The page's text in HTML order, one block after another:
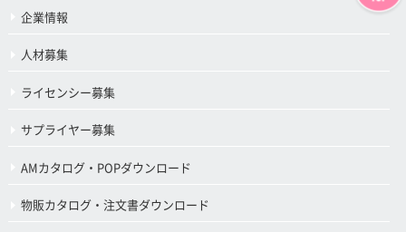
企業情報
人材募集
ライセンシー募集
サプライヤー募集
AMカタログ・POPダウンロード
物販カタログ・注文書ダウンロード